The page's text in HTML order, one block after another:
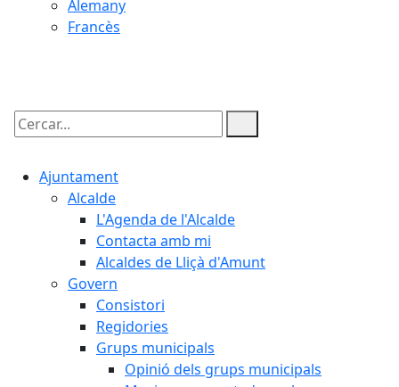
Alemany
Francès
Cercar:
Ajuntament
Alcalde
L'Agenda de l'Alcalde
Contacta amb mi
Alcaldes de Lliçà d'Amunt
Govern
Consistori
Regidories
Grups municipals
Opinió dels grups municipals